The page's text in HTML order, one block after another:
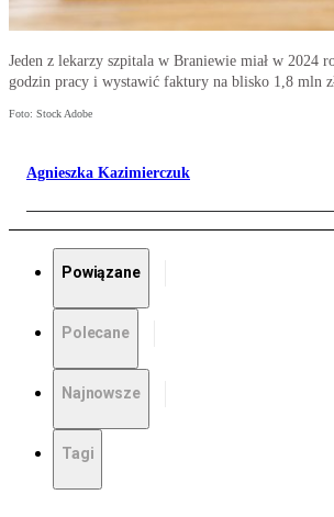
Jeden z lekarzy szpitala w Braniewie miał w 2024
godzin pracy i wystawić faktury na blisko 1,8 mln
Foto: Stock Adobe
Agnieszka Kazimierczuk
Powiązane
Polecane
Najnowsze
Tagi